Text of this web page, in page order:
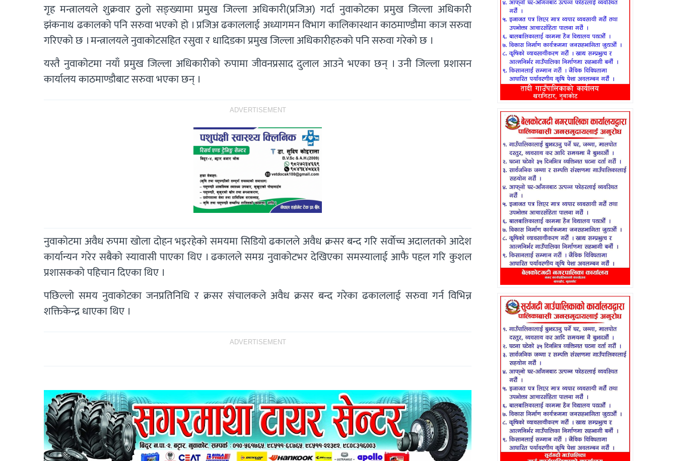
गृह मन्त्रालयले शुक्रवार ठुलो सङ्ख्यामा प्रमुख जिल्ला अधिकारी(प्रजिअ) गर्दा नुवाकोटका प्रमुख जिल्ला अधिकारी
झंकनाथ ढकालको पनि सरुवा भएको हो । प्रजिअ ढकाललाई अध्यागमन विभाग कालिकास्थान काठमाण्डौमा काज सरुवा
गरिएको छ । मन्त्रालयले नुवाकोटसहित रसुवा र धादिडका प्रमुख जिल्ला अधिकारीहरुको पनि सरुवा गरेको छ ।
यस्तै नुवाकोटमा नयाँ प्रमुख जिल्ला अधिकारीको रुपामा जीवनप्रसाद दुलाल आउने भएका छन् । उनी जिल्ला प्रशासन
कार्यालय काठमाण्डौबाट सरुवा भएका छन् ।
ADVERTISEMENT
नुवाकोटमा अवैध रुपमा खोला दोहन भइरहेको समयमा सिडियो ढकालले अवैध क्रसर बन्द गरि सर्वाेच्च अदालतको आदेश
कार्यान्यन गरेर सबैको स्यावासी पाएका थिए । ढकालले समग्र नुवाकोटभर देखिएका समस्यालाई आफै पहल गरि कुशल
प्रशासकको पहिचान दिएका थिए ।
पछिल्लो समय नुवाकोटका जनप्रतिनिधि र क्रसर संचालकले अवैध क्रसर बन्द गरेका ढकाललाई सरुवा गर्न विभिन्न
शक्तिकेन्द्र धाएका थिए ।
ADVERTISEMENT